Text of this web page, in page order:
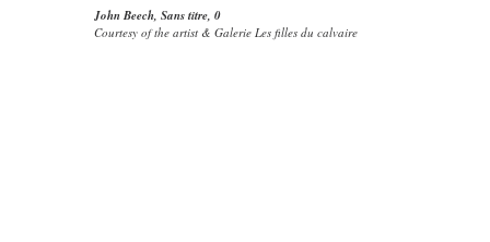
John Beech, Sans titre, 0
Courtesy of the artist & Galerie Les filles du calvaire